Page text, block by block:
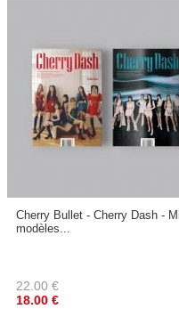
Cherry Bullet - Cherry Dash -
modèles...
22.00 €
18.00 €